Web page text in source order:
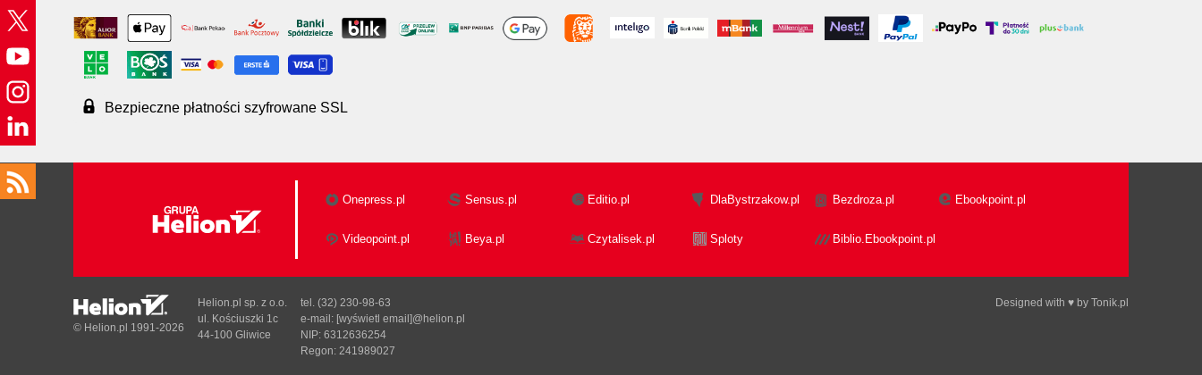
Bezpieczne płatności szyfrowane SSL
Onepress.pl Sensus.pl Editio.pl DlaBystrzakow.pl Bezdroza.pl Ebookpoint.pl
Videopoint.pl Beya.pl Czytalisek.pl Sploty Biblio.Ebookpoint.pl
Designed with ♥ by Tonik.pl
© Helion.pl 1991-2026
Helion.pl sp. z o.o.
ul. Kościuszki 1c
44-100 Gliwice
tel. (32) 230-98-63
e-mail: [wyświetl email]@helion.pl
NIP: 6312636254
Regon: 241989027